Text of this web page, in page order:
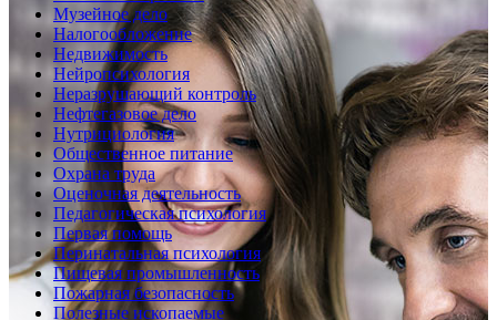
Музейное дело
Налогообложение
Недвижимость
Нейропсихология
Неразрушающий контроль
Нефтегазовое дело
Нутрициология
Общественное питание
Охрана труда
Оценочная деятельность
Педагогическая психология
Первая помощь
Перинатальная психология
Пищевая промышленность
Пожарная безопасность
Полезные ископаемые